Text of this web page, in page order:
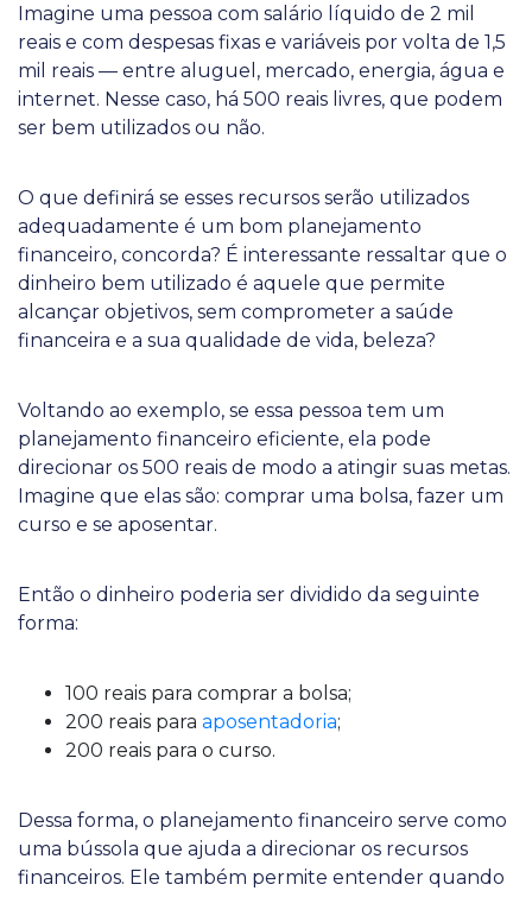
Imagine uma pessoa com salário líquido de 2 mil
reais e com despesas fixas e variáveis por volta de 1,5
mil reais — entre aluguel, mercado, energia, água e
internet. Nesse caso, há 500 reais livres, que podem
ser bem utilizados ou não.
O que definirá se esses recursos serão utilizados
adequadamente é um bom planejamento
financeiro, concorda? É interessante ressaltar que o
dinheiro bem utilizado é aquele que permite
alcançar objetivos, sem comprometer a saúde
financeira e a sua qualidade de vida, beleza?
Voltando ao exemplo, se essa pessoa tem um
planejamento financeiro eficiente, ela pode
direcionar os 500 reais de modo a atingir suas metas.
Imagine que elas são: comprar uma bolsa, fazer um
curso e se aposentar.
Então o dinheiro poderia ser dividido da seguinte
forma:
100 reais para comprar a bolsa;
200 reais para aposentadoria;
200 reais para o curso.
Dessa forma, o planejamento financeiro serve como
uma bússola que ajuda a direcionar os recursos
financeiros. Ele também permite entender quando